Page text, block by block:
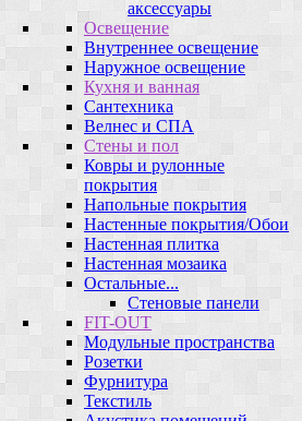
аксессуары
Освещение
Внутреннее освещение
Наружное освещение
Кухня и ванная
Сантехника
Велнес и СПА
Стены и пол
Ковры и рулонные
покрытия
Напольные покрытия
Настенные покрытия/Обои
Настенная плитка
Настенная мозаика
Остальные...
Стеновые панели
FIT-OUT
Модульные пространства
Розетки
Фурнитура
Текстиль